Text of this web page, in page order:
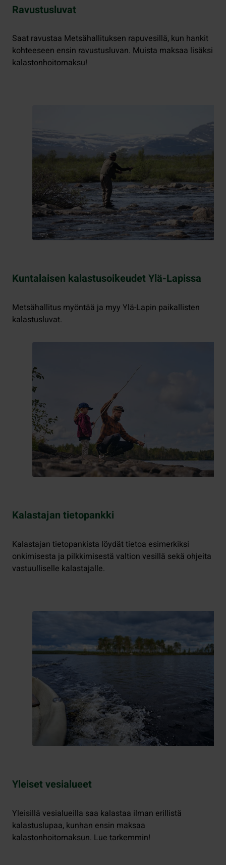
Ravustusluvat
Saat ravustaa Metsähallituksen rapuvesillä, kun hankit
kohteeseen ensin ravustusluvan. Muista maksaa lisäksi
kalastonhoitomaksu!
Kuntalaisen kalastusoikeudet Ylä-Lapissa
Metsähallitus myöntää ja myy Ylä-Lapin paikallisten
kalastusluvat.
Kalastajan tietopankki
Kalastajan tietopankista löydät tietoa esimerkiksi
onkimisesta ja pilkkimisestä valtion vesillä sekä ohjeita
vastuulliselle kalastajalle.
Yleiset vesialueet
Yleisillä vesialueilla saa kalastaa ilman erillistä
kalastuslupaa, kunhan ensin maksaa
kalastonhoitomaksun. Lue tarkemmin!